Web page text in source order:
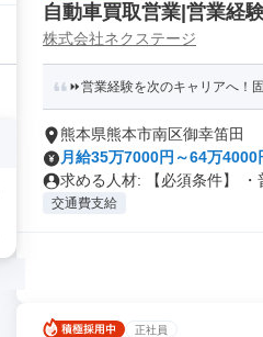
自動車買取営業|営業経
株式会社ネクステージ
⏩️営業経験を次のキャリアへ！
熊本県熊本市南区御幸笛田
月給35万7000円～64万4000
求める人材: 【必須条件】 ・
交通費支給
正社員